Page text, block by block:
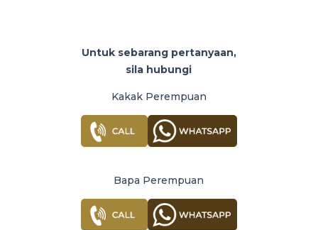
Untuk sebarang pertanyaan,
sila hubungi
Kakak Perempuan
Bapa Perempuan